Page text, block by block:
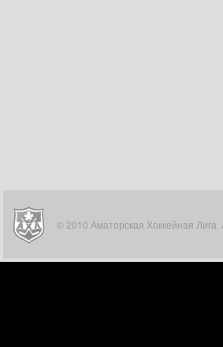
© 2010 Аматорская Хоккейная Лига.